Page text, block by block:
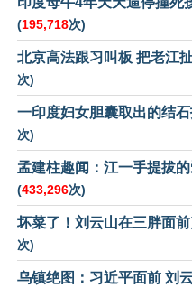
(195,718次)
北京高法跟习叫板 把老江
次)
一印度妇女胆囊取出的结
次)
孟建柱趣闻：江一手提拔
(433,296次)
坏菜了！刘云山在三胖面
次)
乌镇绝图：习近平面前 刘